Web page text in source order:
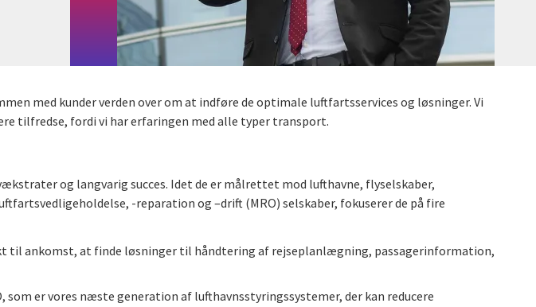
med kunder verden over om at indføre de optimale luftfartsservices og løsninger. Vi
tilfredse, fordi vi har erfaringen med alle typer transport.
og langvarig succes. Idet de er målrettet mod lufthavne, flyselskaber,
-reparation og –drift (MRO) selskaber, fokuserer de på fire
til ankomst, at finde løsninger til håndtering af rejseplanlægning, passagerinformation,
er vores næste generation af lufthavnsstyringssystemer, der kan reducere